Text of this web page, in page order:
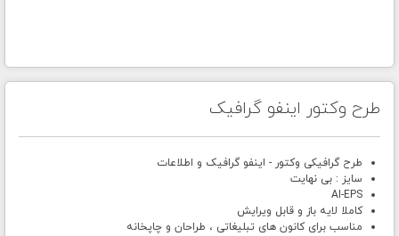
طرح وکتور اینفو گرافیک
طرح گرافیکی وکتور - اینفو گرافیک و اطلاعات
سایز : بی نهایت
AI-EPS
کاملا لایه باز و قابل ویرایش
مناسب برای کانون های تبلیغاتی ، طراحان و چاپخانه